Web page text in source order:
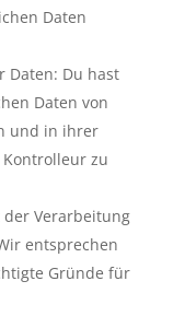
Daten
Daten: Du hast
Daten von
und in ihrer
zu
Verarbeitung
entsprechen
Gründe für